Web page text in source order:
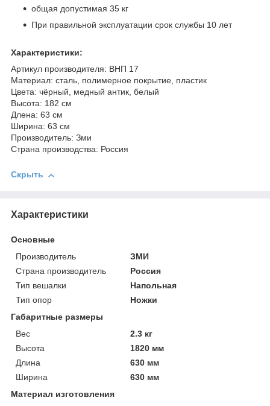
общая допустимая 35 кг
При правильной эксплуатации срок службы 10 лет
Характеристики:
Артикул производителя: ВНП 17
Материал: сталь, полимерное покрытие, пластик
Цвета: чёрный, медный антик, белый
Высота: 182 см
Длена: 63 см
Ширина: 63 см
Производитель: Зми
Страна производства: Россия
Скрыть
Характеристики
Основные
Производитель
ЗМИ
Страна производитель
Россия
Тип вешалки
Напольная
Тип опор
Ножки
Габаритные размеры
Вес
2.3 кг
Высота
1820 мм
Длина
630 мм
Ширина
630 мм
Материал изготовления